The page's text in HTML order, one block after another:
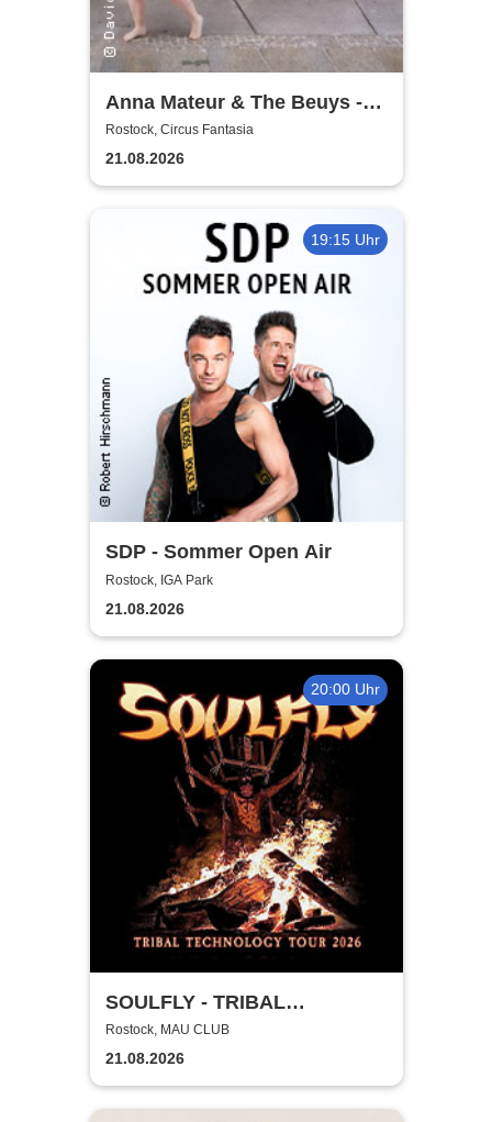
Anna Mateur & The Beuys -
Kaoshüter
Rostock, Circus Fantasia
21.08.2026
19:15 Uhr
SDP - Sommer Open Air
Rostock, IGA Park
21.08.2026
20:00 Uhr
SOULFLY - TRIBAL
TECHNOLOGY TOUR 2026
Rostock, MAU CLUB
21.08.2026